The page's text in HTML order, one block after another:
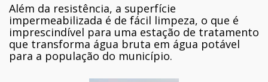
Além da resistência, a superfície
impermeabilizada é de fácil limpeza, o que é
imprescindível para uma estação de tratamento
que transforma água bruta em água potável
para a população do município.